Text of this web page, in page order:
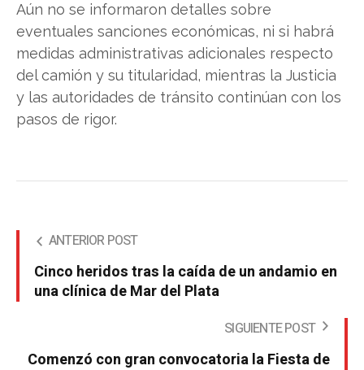
Aún no se informaron detalles sobre
eventuales sanciones económicas, ni si habrá
medidas administrativas adicionales respecto
del camión y su titularidad, mientras la Justicia
y las autoridades de tránsito continúan con los
pasos de rigor.
ANTERIOR POST
Cinco heridos tras la caída de un andamio en
una clínica de Mar del Plata
SIGUIENTE POST
Comenzó con gran convocatoria la Fiesta de